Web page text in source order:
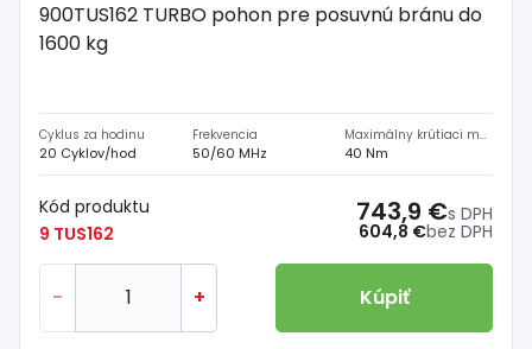
900TUS162 TURBO pohon pre posuvnú bránu do
1600 kg
Cyklus za hodinu
20 Cyklov/hod
Frekvencia
50/60 MHz
Maximálny krútiaci moment
40 Nm
Kód produktu
9 TUS162
604,8 €bez DPH
743,9 €s DPH
- + Kúpiť